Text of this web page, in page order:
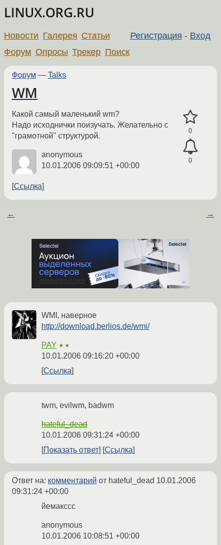
LINUX.ORG.RU
Регистрация - Вход
Новости Галерея Статьи
Форум Опросы Трекер Поиск
Форум — Talks
WM
0
0
Какой самый маленький wm?
Надо исходнички поизучать. Желательно с
"грамотной" структурой.
anonymous
10.01.2006 09:09:51 +00:00
Ссылка
← →
WMI, наверное
http://download.berlios.de/wmi/
PAY ★★
10.01.2006 09:16:20 +00:00
Ссылка
twm, evilwm, badwm
hateful_dead
10.01.2006 09:31:24 +00:00
Показать ответ
Ссылка
Ответ на: комментарий от hateful_dead 10.01.2006
09:31:24 +00:00
йемакссс
anonymous
10.01.2006 10:08:51 +00:00